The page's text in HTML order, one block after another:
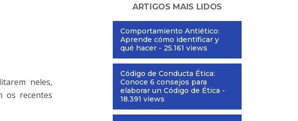
neles,
os recentes
ARTIGOS MAIS LIDOS
Comportamiento Antiético:
Aprende cómo identificar y
qué hacer - 25.161 views
Código de Conducta Ética:
Conoce 6 consejos para
elaborar un Código de Ética -
18.391 views